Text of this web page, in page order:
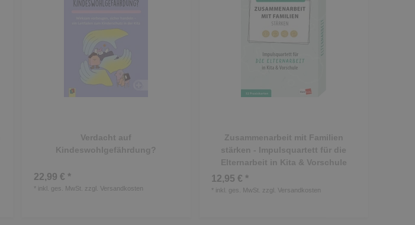
Verdacht auf
Kindeswohlgefährdung?
22,99 € *
* inkl. ges. MwSt. zzgl. Versandkosten
Zusammenarbeit mit Familien
stärken - Impulsquartett für die
Elternarbeit in Kita & Vorschule
12,95 € *
* inkl. ges. MwSt. zzgl. Versandkosten